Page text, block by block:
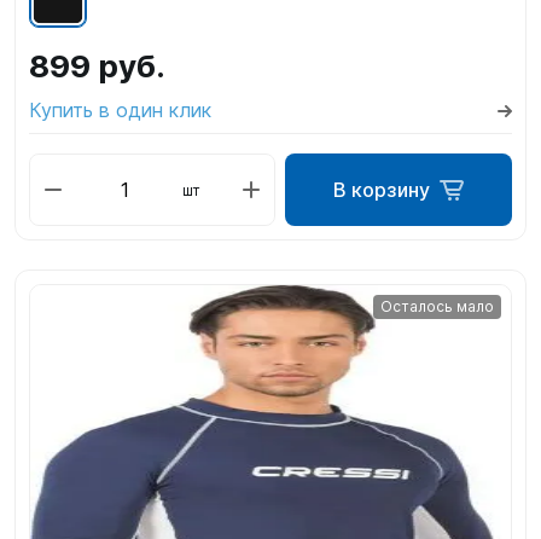
899 руб.
Купить в один клик
шт В корзину
Осталось мало